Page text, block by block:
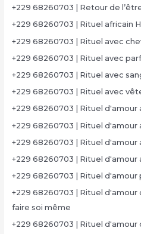
+229 68260703 | Retour de
+229 68260703 | Rituel africain
+229 68260703 | Rituel avec
+229 68260703 | Rituel avec
+229 68260703 | Rituel avec
+229 68260703 | Rituel avec
+229 68260703 | Rituel d'amour
+229 68260703 | Rituel d'amour
+229 68260703 | Rituel d'amour
+229 68260703 | Rituel d'amour
+229 68260703 | Rituel d'amour
+229 68260703 | Rituel
faire soi même
+229 68260703 | Rituel